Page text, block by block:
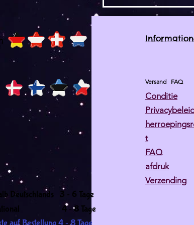
Deutschlands 3 - 6 Tage
4-8 Tage
Versand FAQ
Conditie
Privacybeleid
t
FAQ
afdruk
Verzending
-